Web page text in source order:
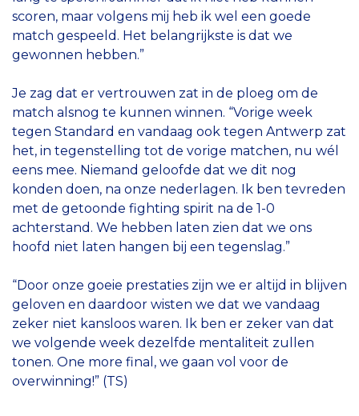
scoren, maar volgens mij heb ik wel een goede
match gespeeld. Het belangrijkste is dat we
gewonnen hebben.”
Je zag dat er vertrouwen zat in de ploeg om de
match alsnog te kunnen winnen. “Vorige week
tegen Standard en vandaag ook tegen Antwerp zat
het, in tegenstelling tot de vorige matchen, nu wél
eens mee. Niemand geloofde dat we dit nog
konden doen, na onze nederlagen. Ik ben tevreden
met de getoonde fighting spirit na de 1-0
achterstand. We hebben laten zien dat we ons
hoofd niet laten hangen bij een tegenslag.”
“Door onze goeie prestaties zijn we er altijd in blijven
geloven en daardoor wisten we dat we vandaag
zeker niet kansloos waren. Ik ben er zeker van dat
we volgende week dezelfde mentaliteit zullen
tonen. One more final, we gaan vol voor de
overwinning!” (TS)